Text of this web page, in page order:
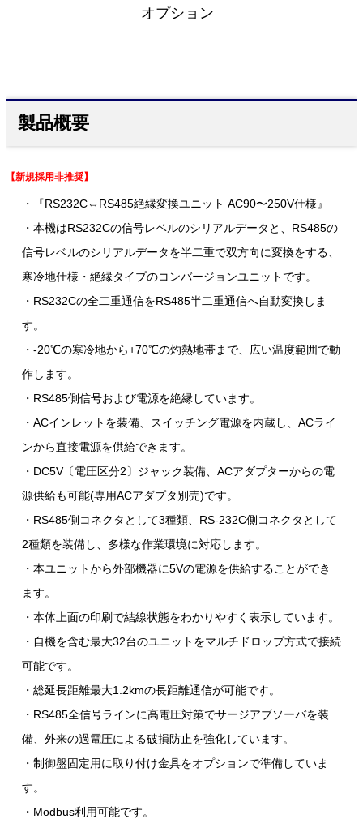
オプション
製品概要
【新規採用非推奨】
・『RS232C⇔RS485絶縁変換ユニット AC90〜250V仕様』
・本機はRS232Cの信号レベルのシリアルデータと、RS485の
信号レベルのシリアルデータを半二重で双方向に変換をする、
寒冷地仕様・絶縁タイプのコンバージョンユニットです。
・RS232Cの全二重通信をRS485半二重通信へ自動変換しま
す。
・-20℃の寒冷地から+70℃の灼熱地帯まで、広い温度範囲で動
作します。
・RS485側信号および電源を絶縁しています。
・ACインレットを装備、スイッチング電源を内蔵し、ACライ
ンから直接電源を供給できます。
・DC5V〔電圧区分2〕ジャック装備、ACアダプターからの電
源供給も可能(専用ACアダプタ別売)です。
・RS485側コネクタとして3種類、RS-232C側コネクタとして
2種類を装備し、多様な作業環境に対応します。
・本ユニットから外部機器に5Vの電源を供給することができ
ます。
・本体上面の印刷で結線状態をわかりやすく表示しています。
・自機を含む最大32台のユニットをマルチドロップ方式で接続
可能です。
・総延長距離最大1.2kmの長距離通信が可能です。
・RS485全信号ラインに高電圧対策でサージアブソーバを装
備、外来の過電圧による破損防止を強化しています。
・制御盤固定用に取り付け金具をオプションで準備していま
す。
・Modbus利用可能です。